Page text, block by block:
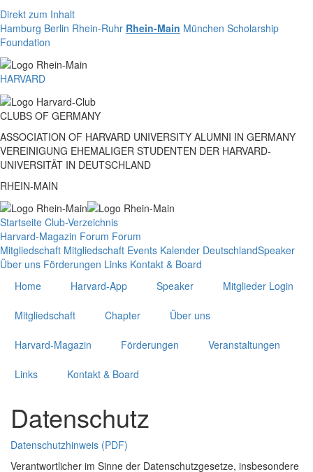
Direkt zum Inhalt
Hamburg Berlin Rhein-Ruhr Rhein-Main München Scholarship
Foundation
HARVARD
CLUBS OF GERMANY
ASSOCIATION OF HARVARD UNIVERSITY ALUMNI IN GERMANY
VEREINIGUNG EHEMALIGER STUDENTEN DER HARVARD-
UNIVERSITÄT IN DEUTSCHLAND
RHEIN-MAIN
Startseite Club-Verzeichnis
Harvard-Magazin Forum Forum
Mitgliedschaft Mitgliedschaft Events Kalender DeutschlandSpeaker
Über uns Förderungen Links Kontakt & Board
Home
Harvard-App Speaker Mitglieder Login
Mitgliedschaft Chapter Über uns
Harvard-Magazin Förderungen Veranstaltungen
Links Kontakt & Board
Datenschutz
Datenschutzhinweis (PDF)
Verantwortlicher im Sinne der Datenschutzgesetze, insbesondere